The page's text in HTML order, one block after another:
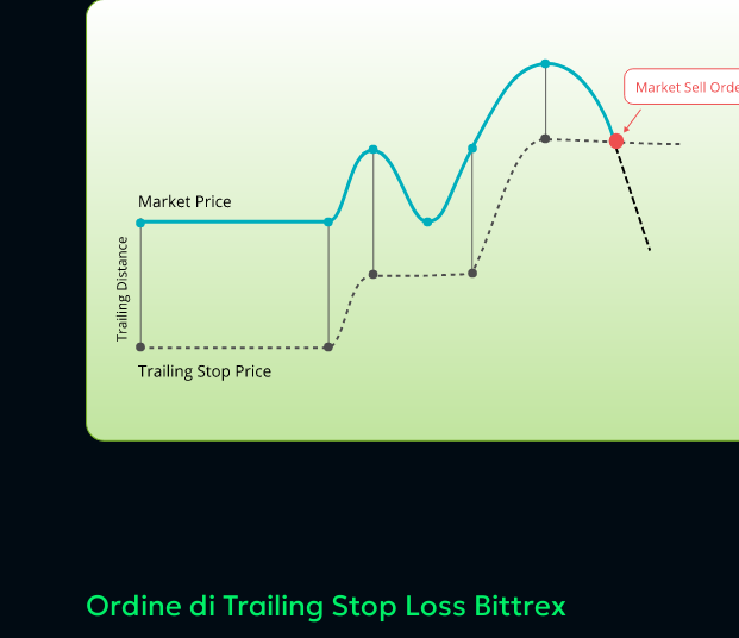
Ordine di Trailing Stop Loss Bittrex